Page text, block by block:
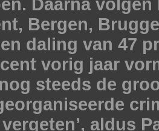
Daarna
Bergen,
daling van 47
vorig jaar
steeds de
aldus